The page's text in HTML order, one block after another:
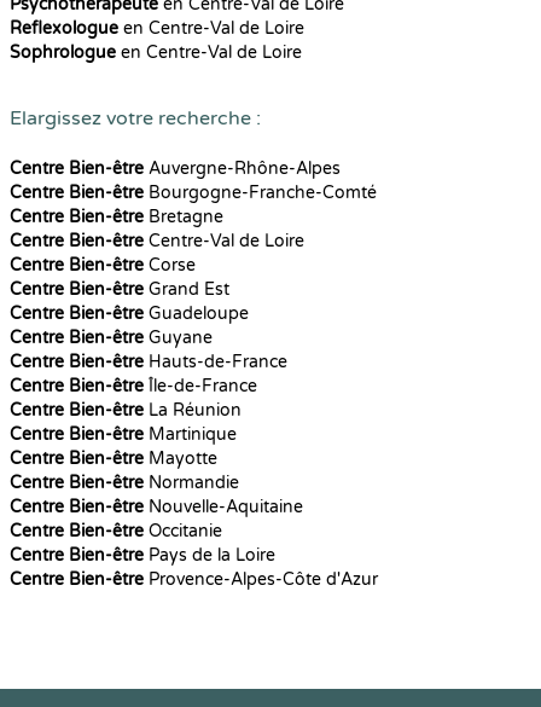
Psychothérapeute en Centre-Val de Loire
Reflexologue en Centre-Val de Loire
Sophrologue en Centre-Val de Loire
Elargissez votre recherche :
Centre Bien-être Auvergne-Rhône-Alpes
Centre Bien-être Bourgogne-Franche-Comté
Centre Bien-être Bretagne
Centre Bien-être Centre-Val de Loire
Centre Bien-être Corse
Centre Bien-être Grand Est
Centre Bien-être Guadeloupe
Centre Bien-être Guyane
Centre Bien-être Hauts-de-France
Centre Bien-être Île-de-France
Centre Bien-être La Réunion
Centre Bien-être Martinique
Centre Bien-être Mayotte
Centre Bien-être Normandie
Centre Bien-être Nouvelle-Aquitaine
Centre Bien-être Occitanie
Centre Bien-être Pays de la Loire
Centre Bien-être Provence-Alpes-Côte d'Azur